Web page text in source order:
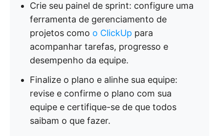
Crie seu painel de sprint: configure uma
ferramenta de gerenciamento de
projetos como o ClickUp para
acompanhar tarefas, progresso e
desempenho da equipe.
Finalize o plano e alinhe sua equipe:
revise e confirme o plano com sua
equipe e certifique-se de que todos
saibam o que fazer.